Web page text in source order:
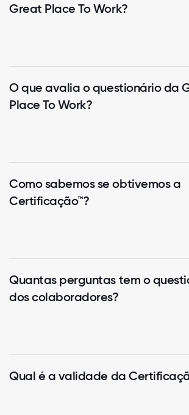
Great Place To Work?
O que avalia o questionário da
Place To Work?
Como sabemos se obtivemos a
Certificação™?
Quantas perguntas tem o
dos colaboradores?
Qual é a validade da